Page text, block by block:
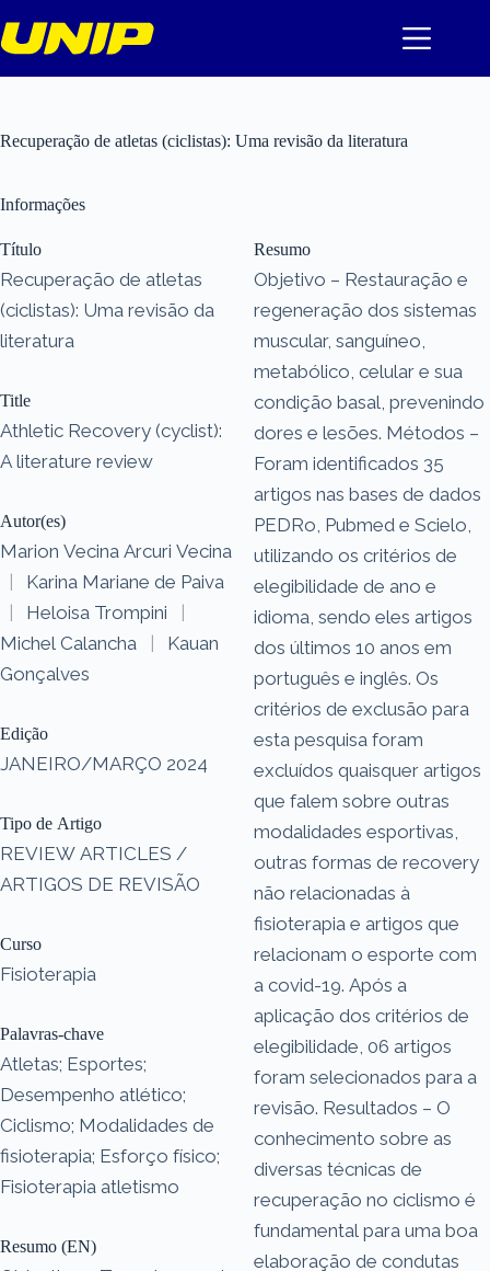
para
o
Recuperação de atletas (ciclistas): Uma revisão da literatura
Informações
Título
Recuperação de atletas
(ciclistas): Uma revisão da
literatura
Title
Athletic Recovery (cyclist):
A literature review
Autor(es)
Marion Vecina Arcuri Vecina
|
Karina Mariane de Paiva
|
Heloisa Trompini
|
Michel Calancha
|
Kauan
Gonçalves
Edição
JANEIRO/MARÇO 2024
Tipo de Artigo
REVIEW ARTICLES /
ARTIGOS DE REVISÃO
Curso
Fisioterapia
Palavras-chave
Atletas; Esportes;
Desempenho atlético;
Ciclismo; Modalidades de
fisioterapia; Esforço físico;
Fisioterapia atletismo
Resumo (EN)
Resumo
Objetivo – Restauração e
regeneração dos sistemas
muscular, sanguíneo,
metabólico, celular e sua
condição basal, prevenindo
dores e lesões. Métodos –
Foram identificados 35
artigos nas bases de dados
PEDRo, Pubmed e Scielo,
utilizando os critérios de
elegibilidade de ano e
idioma, sendo eles artigos
dos últimos 10 anos em
português e inglês. Os
critérios de exclusão para
esta pesquisa foram
excluídos quaisquer artigos
que falem sobre outras
modalidades esportivas,
outras formas de recovery
não relacionadas à
fisioterapia e artigos que
relacionam o esporte com
a covid-19. Após a
aplicação dos critérios de
elegibilidade, 06 artigos
foram selecionados para a
revisão. Resultados – O
conhecimento sobre as
diversas técnicas de
recuperação no ciclismo é
fundamental para uma boa
elaboração de condutas